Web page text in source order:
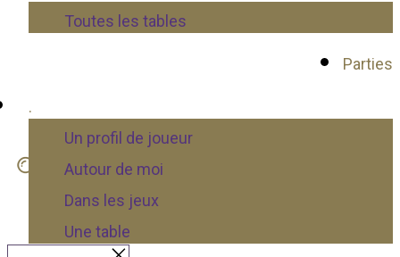
Toutes les tables
Parties
.
Un profil de joueur
Autour de moi
Dans les jeux
Une table